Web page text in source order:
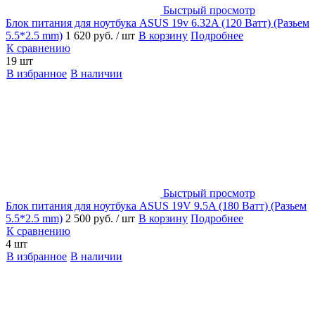
Быстрый просмотр
Блок питания для ноутбука ASUS 19v 6.32A (120 Ватт) (Разьем
5.5*2.5 mm) 1 620 руб. / шт В корзину Подробнее
К сравнению
19 шт
В избранное В наличии
Быстрый просмотр
Блок питания для ноутбука ASUS 19V 9.5A (180 Ватт) (Разьем
5.5*2.5 mm) 2 500 руб. / шт В корзину Подробнее
К сравнению
4 шт
В избранное В наличии